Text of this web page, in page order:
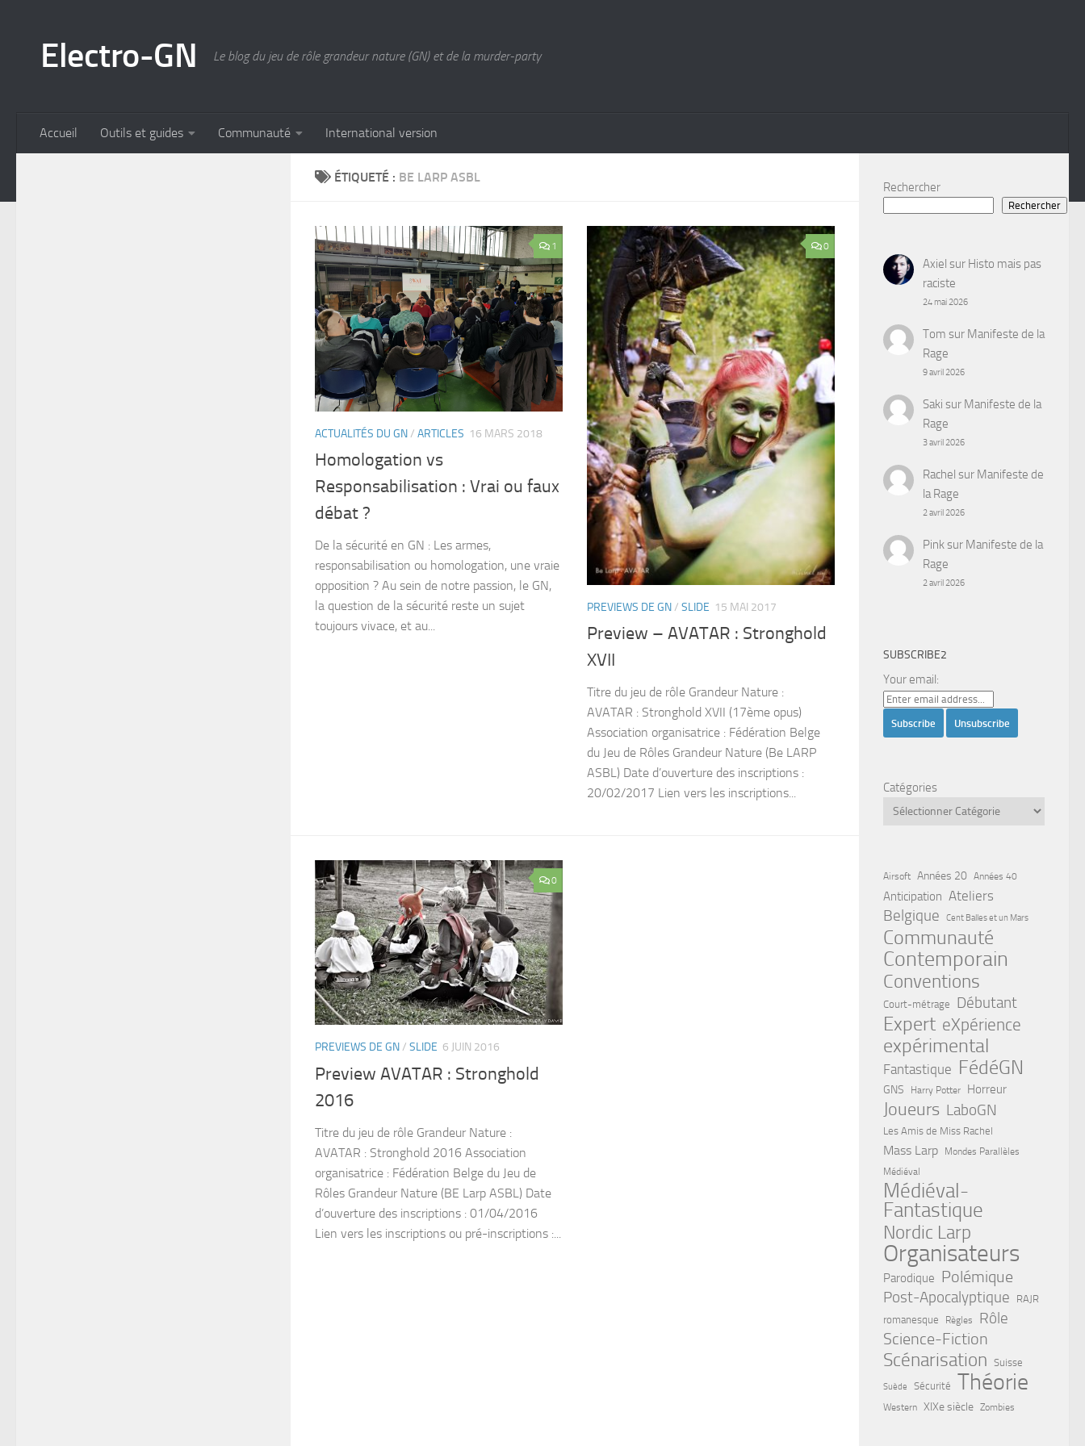
Electro-GN Le blog du jeu de rôle grandeur nature (GN) et de la murder-party
Accueil Outils et guides Communauté International version
ÉTIQUETÉ : BE LARP ASBL
1
ACTUALITÉS DU GN/ ARTICLES 16 MARS 2018
Homologation vs
Responsabilisation : Vrai ou faux
débat ?
De la sécurité en GN : Les armes,
responsabilisation ou homologation, une vraie
opposition ? Au sein de notre passion, le GN,
la question de la sécurité reste un sujet
toujours vivace, et au...
0
PREVIEWS DE GN/ SLIDE 15 MAI 2017
Preview – AVATAR : Stronghold
XVII
Titre du jeu de rôle Grandeur Nature :
AVATAR : Stronghold XVII (17ème opus)
Association organisatrice : Fédération Belge
du Jeu de Rôles Grandeur Nature (Be LARP
ASBL) Date d’ouverture des inscriptions :
20/02/2017 Lien vers les inscriptions...
0
PREVIEWS DE GN/ SLIDE 6 JUIN 2016
Preview AVATAR : Stronghold
2016
Titre du jeu de rôle Grandeur Nature :
AVATAR : Stronghold 2016 Association
organisatrice : Fédération Belge du Jeu de
Rôles Grandeur Nature (BE Larp ASBL) Date
d’ouverture des inscriptions : 01/04/2016
Lien vers les inscriptions ou pré-inscriptions :...
Rechercher
Rechercher
Axiel sur Histo mais pas
raciste
24 mai 2026
Tom sur Manifeste de la
Rage
9 avril 2026
Saki sur Manifeste de la
Rage
3 avril 2026
Rachel sur Manifeste de
la Rage
2 avril 2026
Pinksur Manifeste de la
Rage
2 avril 2026
SUBSCRIBE2
Your email:
Catégories
Airsoft Années 20 Années 40
Anticipation Ateliers
Belgique Cent Balles et un Mars
Communauté
Contemporain
Conventions
Court-métrage Débutant
Expert eXpérience
expérimental
Fantastique FédéGN
GNS Harry Potter Horreur
Joueurs LaboGN
Les Amis de Miss Rachel
Mass Larp
Mondes Parallèles
Médiéval
Médiéval-
Fantastique
Nordic Larp
Organisateurs
Parodique Polémique
Post-Apocalyptique
RAJR
romanesque
Règles
Rôle
Science-Fiction
Scénarisation Suisse
Suède Sécurité Théorie
Western XIXe siècle Zombies